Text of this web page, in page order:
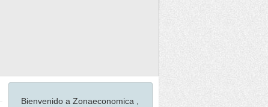
Bienvenido a Zonaeconomica ,